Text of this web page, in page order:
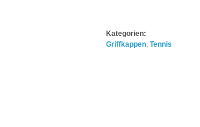
Kategorien:
Griffkappen Tennis